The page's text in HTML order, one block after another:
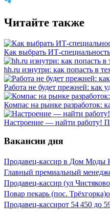
Читайте также
Как выбрать ИТ-
hh.ru изнутри: как попасть в
Работа не будет прежней: как
Компас на рынке
Настроение — найти работу!
Вакансии дня
Продавец-кассир в Дом Моды
Главный премиальный
Продавец-кассир (ул
Повар пекарь (пос. Трёхгорка)
Продавец-кассирот 54 450 до